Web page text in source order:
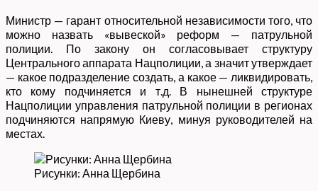
Министр — гарант относительной независимости того, что
можно назвать «вывеской» реформ — патрульной
полиции. По закону он согласовывает структуру
Центрального аппарата Нацполиции, а значит утверждает
— какое подразделение создать, а какое — ликвидировать,
кто кому подчиняется и т.д. В нынешней структуре
Нацполиции управления патрульной полиции в регионах
подчиняются напрямую Киеву, минуя руководителей на
местах.
Рисунки: Анна Щербина